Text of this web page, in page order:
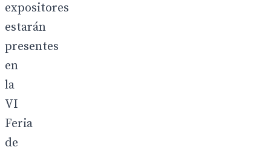
expositores
estarán
presentes
en
la
VI
Feria
de